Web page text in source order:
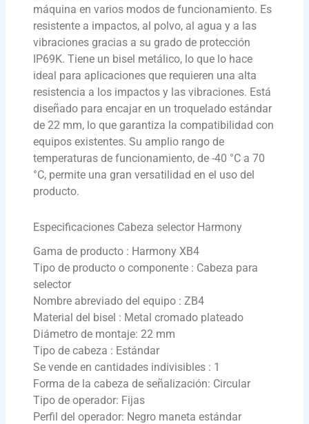
máquina en varios modos de funcionamiento. Es
resistente a impactos, al polvo, al agua y a las
vibraciones gracias a su grado de protección
IP69K. Tiene un bisel metálico, lo que lo hace
ideal para aplicaciones que requieren una alta
resistencia a los impactos y las vibraciones. Está
diseñado para encajar en un troquelado estándar
de 22 mm, lo que garantiza la compatibilidad con
equipos existentes. Su amplio rango de
temperaturas de funcionamiento, de -40 °C a 70
°C, permite una gran versatilidad en el uso del
producto.
Especificaciones Cabeza selector Harmony
Gama de producto : Harmony XB4
Tipo de producto o componente : Cabeza para
selector
Nombre abreviado del equipo : ZB4
Material del bisel : Metal cromado plateado
Diámetro de montaje: 22 mm
Tipo de cabeza : Estándar
Se vende en cantidades indivisibles : 1
Forma de la cabeza de señalización: Circular
Tipo de operador: Fijas
Perfil del operador: Negro maneta estándar